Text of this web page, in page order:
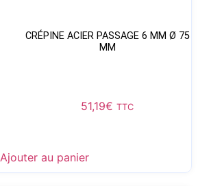
CRÉPINE ACIER PASSAGE 6 MM Ø 75
MM
51,19€ TTC
Ajouter au panier